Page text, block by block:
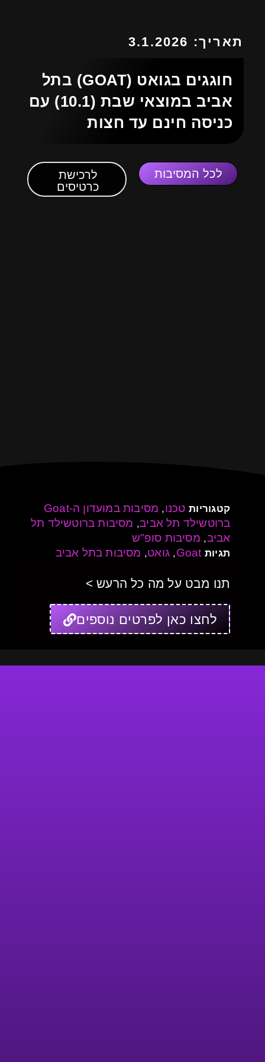
תאריך: 3.1.2026
חוגגים בגואט (GOAT) בתל
אביב במוצאי שבת (10.1) עם
כניסה חינם עד חצות
לכל המסיבות
לרכישת
כרטיסים
קטגוריות טכנו,
מסיבות במועדון ה-Goat
ברוטשילד תל אביב, מסיבות ברוטשילד תל
אביב, מסיבות סופ"ש
תגיות Goat
, גואט, מסיבות בתל אביב
תנו מבט על מה כל הרעש >
לחצו כאן לפרטים נוספים